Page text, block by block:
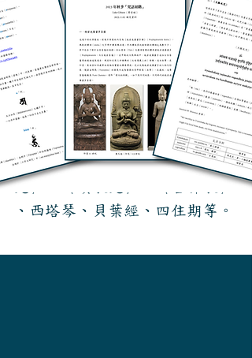
​補充資料主題含《心經》、《瑜
伽經》、種子字、〈六字大明
咒〉、〈讚歌咒〉、〈吉祥歌〉
、西塔琴、貝葉經、四住期等。